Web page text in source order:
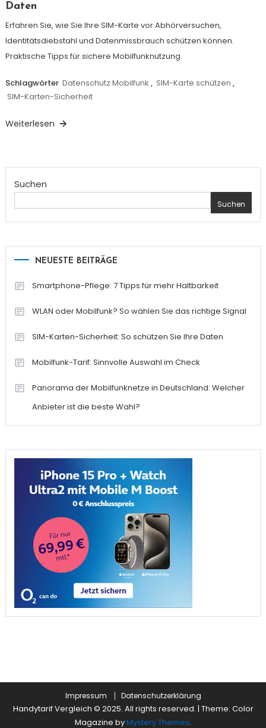
Daten
Erfahren Sie, wie Sie Ihre SIM-Karte vor Abhörversuchen,
Identitätsdiebstahl und Datenmissbrauch schützen können.
Praktische Tipps für sichere Mobilfunknutzung.
Schlagwörter Datenschutz Mobilfunk , SIM-Karte schützen ,
SIM-Karten-Sicherheit
Weiterlesen
Suchen
Suchen
NEUESTE BEITRÄGE
Smartphone-Pflege: 7 Tipps für mehr Haltbarkeit
WLAN oder Mobilfunk? So wählen Sie das richtige Signal
SIM-Karten-Sicherheit: So schützen Sie Ihre Daten
Mobilfunk-Tarif: Sinnvolle Auswahl im Check
Panorama der Mobilfunknetze in Deutschland: Welcher
Anbieter ist die beste Wahl?
Impressum Datenschutzerklärung
Handytarif Vergleich © 2025. All rights reserved. | Theme: Color
Magazine byMystery Themes.